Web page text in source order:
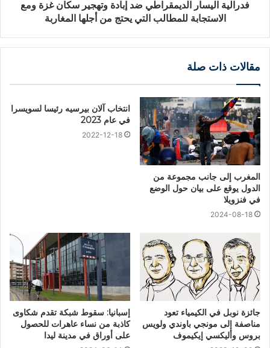
فدرالية اليسار الديمقراطي ضد إبادة وتهجير سكان غزة ومع
الاستجابة للمطالب التي يحتج من أجلها المغاربة
مقالات ذات صلة
المغرب إلى جانب مجموعة من
الدول يوقع على بيان حول الوضع
في فنزويلا
2024-08-18
انتخاب آلان بيرسيه رئيسا لسويسرا
في عام 2023
2022-12-18
جائزة نوبل في الكيمياء تعود
مناصفة إلى مونجي باوندي ولويس
بروس وأليكسي إيكيموف
إسبانيا: سقوط شبكة تقدم شكاوى
كاذبة من نساء عاهرات للحصول
على أوراق في مدينة ليدا